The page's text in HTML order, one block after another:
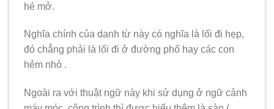
hé mở.
Nghĩa chính của danh từ này có nghĩa là lối đi hẹp,
đó chẳng phải là lối đi ở đường phố hay các con
hẻm nhỏ .
Ngoài ra với thuật ngữ này khi sử dụng ở ngữ cảnh